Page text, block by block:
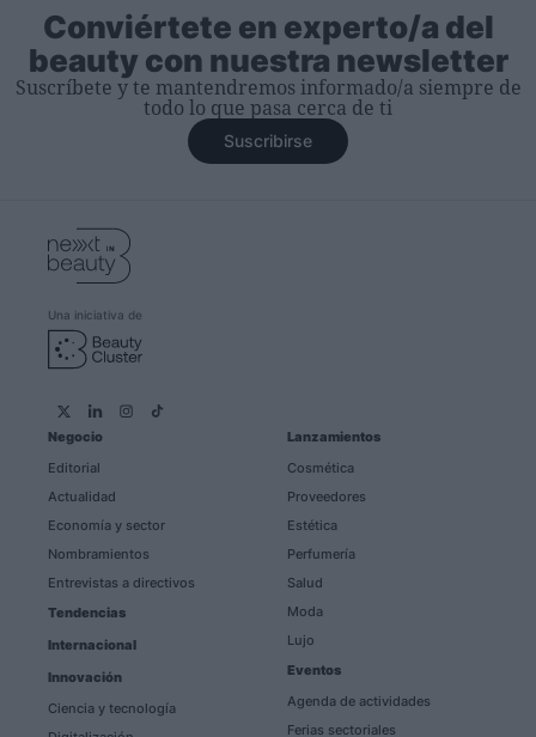
Conviértete en experto/a del
beauty con nuestra newsletter
Suscríbete y te mantendremos informado/a siempre de
todo lo que pasa cerca de ti
Suscribirse
Una iniciativa de
Negocio
Editorial
Actualidad
Economía y sector
Nombramientos
Entrevistas a directivos
Tendencias
Internacional
Innovación
Ciencia y tecnología
Lanzamientos
Cosmética
Proveedores
Estética
Perfumería
Salud
Moda
Lujo
Eventos
Agenda de actividades
Ferias sectoriales